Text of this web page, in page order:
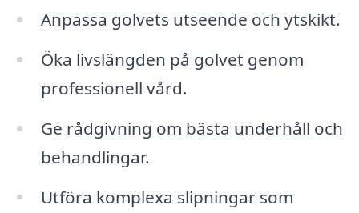
Anpassa golvets utseende och ytskikt.
Öka livslängden på golvet genom
professionell vård.
Ge rådgivning om bästa underhåll och
behandlingar.
Utföra komplexa slipningar som